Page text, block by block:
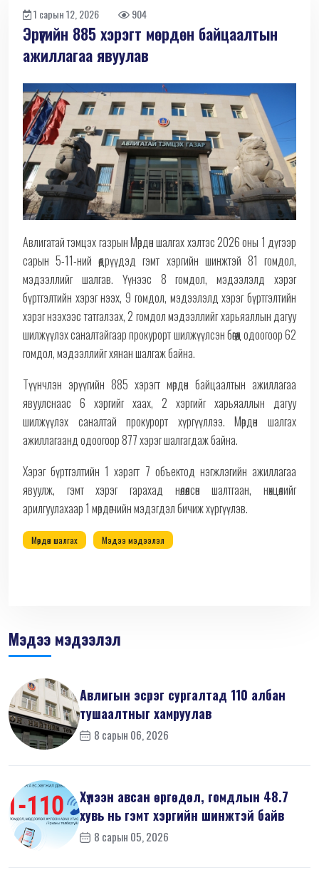
1 сарын 12, 2026 904
Эрүүгийн 885 хэрэгт мөрдөн байцаалтын
ажиллагаа явуулав
Авлигатай тэмцэх газрын Мөрдөн шалгах хэлтэс 2026 оны 1 дүгээр
сарын 5-11-ний өдрүүдэд гэмт хэргийн шинжтэй 81 гомдол,
мэдээллийг шалгав. Үүнээс 8 гомдол, мэдээлэлд хэрэг
бүртгэлтийн хэрэг нээх, 9 гомдол, мэдээлэлд хэрэг бүртгэлтийн
хэрэг нээхээс татгалзах, 2 гомдол мэдээллийг харьяаллын дагуу
шилжүүлэх саналтайгаар прокурорт шилжүүлсэн бөгөөд одоогоор 62
гомдол, мэдээллийг хянан шалгаж байна.
Түүнчлэн эрүүгийн 885 хэрэгт мөрдөн байцаалтын ажиллагаа
явуулснаас 6 хэргийг хаах, 2 хэргийг харьяаллын дагуу
шилжүүлэх саналтай прокурорт хүргүүллээ. Мөрдөн шалгах
ажиллагаанд одоогоор 877 хэрэг шалгагдаж байна.
Хэрэг бүртгэлтийн 1 хэрэгт 7 объектод нэгжлэгийн ажиллагаа
явуулж, гэмт хэрэг гарахад нөлөөлсөн шалтгаан, нөхцөлийг
арилгуулахаар 1 мөрдөгчийн мэдэгдэл бичиж хүргүүлэв.
Мөрдөн шалгах Мэдээ мэдээлэл
Мэдээ мэдээлэл
Авлигын эсрэг сургалтад 110 албан
тушаалтныг хамруулав
8 сарын 06, 2026
Хүлээн авсан өргөдөл, гомдлын 48.7
хувь нь гэмт хэргийн шинжтэй байв
8 сарын 05, 2026